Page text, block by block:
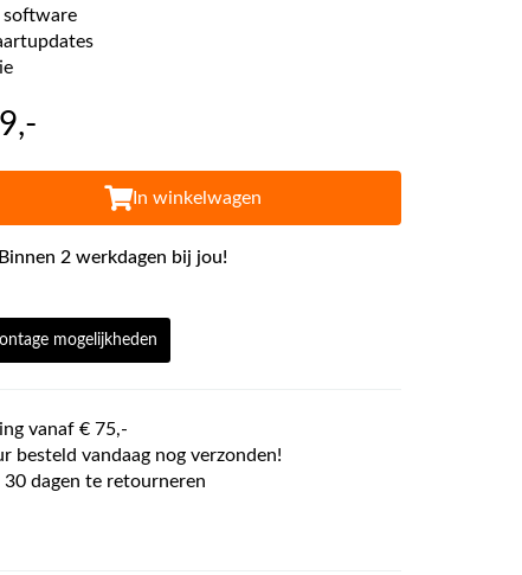
software
,-
In winkelwagen
2 werkdagen bij jou!
mogelijkheden
vanaf € 75,-
besteld vandaag nog verzonden!
dagen te retourneren